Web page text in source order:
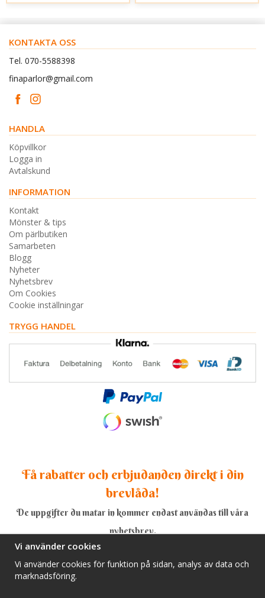
KONTAKTA OSS
Tel. 070-5588398
finaparlor@gmail.com
HANDLA
Köpvillkor
Logga in
Avtalskund
INFORMATION
Kontakt
Mönster & tips
Om pärlbutiken
Samarbeten
Blogg
Nyheter
Nyhetsbrev
Om Cookies
Cookie inställningar
TRYGG HANDEL
Få rabatter och erbjudanden direkt i din
brevlåda!
De uppgifter du matar in kommer endast användas till våra
nyhetsbrev.
Vi använder cookies
Vi använder cookies för funktion på sidan, analys av data och
marknadsföring.